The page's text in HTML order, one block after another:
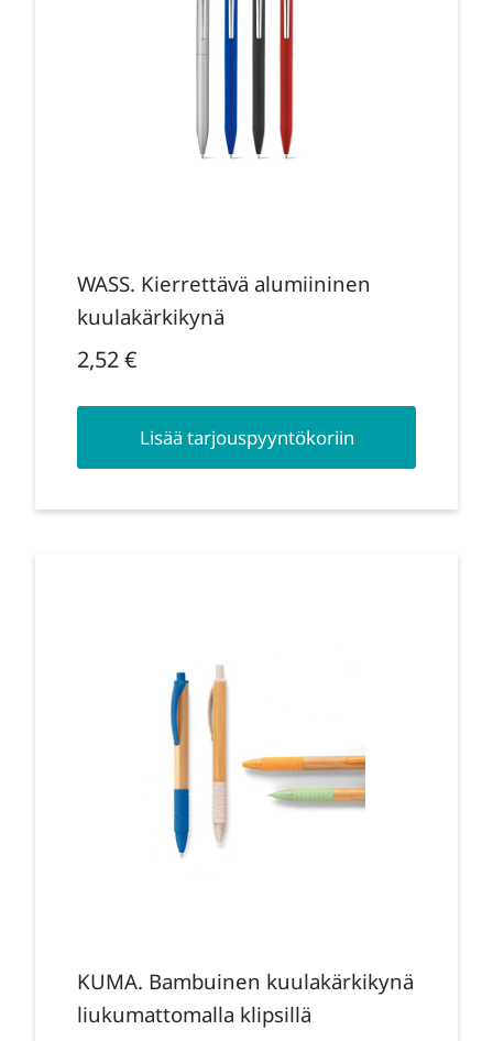
WASS. Kierrettävä alumiininen
kuulakärkikynä
2,52€
Lisää tarjouspyyntökoriin
KUMA. Bambuinen kuulakärkikynä
liukumattomalla klipsillä